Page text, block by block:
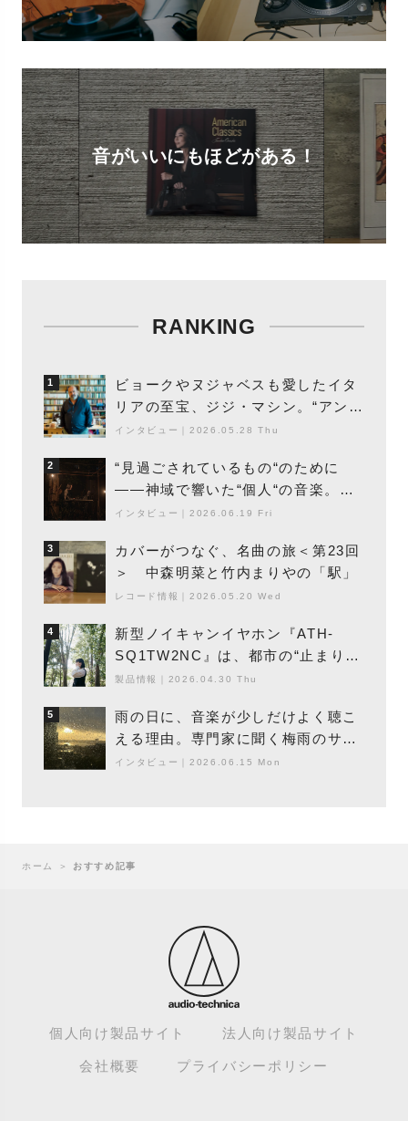
音がいいにもほどがある！
RANKING
1
ビョークやヌジャベスも愛したイタ
リアの至宝、ジジ・マシン。“アンビ
エントの巨匠”が明かす創作の原点
インタビュー 2026.05.28 Thu
2
“見過ごされているもの“のために
――神域で響いた“個人“の音楽。冥
丁の『赤城 夜神楽』をレポート
インタビュー 2026.06.19 Fri
3
カバーがつなぐ、名曲の旅＜第23回
＞ 中森明菜と竹内まりやの「駅」
レコード情報 2026.05.20 Wed
4
新型ノイキャンイヤホン『ATH-
SQ1TW2NC』は、都市の“止まり
木”になり得るーシンガーソングライ
製品情報 2026.04.30 Thu
5
雨の日に、音楽が少しだけよく聴こ
える理由。専門家に聞く梅雨のサウ
ンドスケープ
インタビュー 2026.06.15 Mon
ホーム ＞ おすすめ記事
個人向け製品サイト 法人向け製品サイト
会社概要 プライバシーポリシー